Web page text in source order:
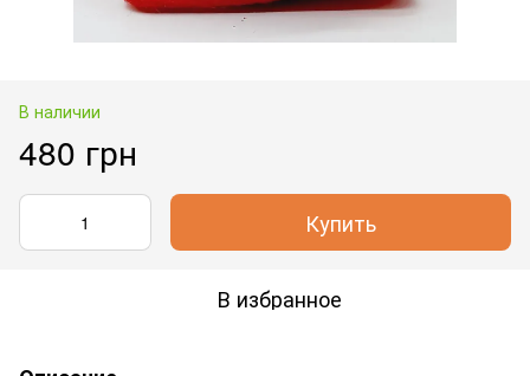
В наличии
480 грн
Купить
В избранное